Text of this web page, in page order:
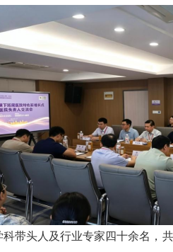
带头人及行业专家四十余名，